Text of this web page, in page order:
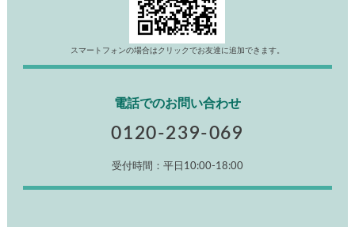
スマートフォンの場合はクリックでお友達に追加できます。
電話でのお問い合わせ
0120-239-069
受付時間：平日10:00-18:00